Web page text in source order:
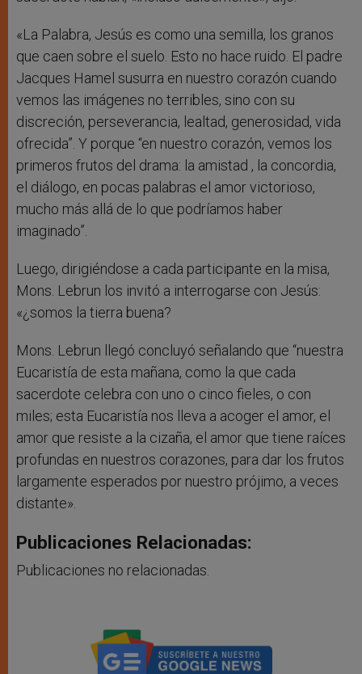
«La Palabra, Jesús es como una semilla, los granos
que caen sobre el suelo. Esto no hace ruido. El padre
Jacques Hamel susurra en nuestro corazón cuando
vemos las imágenes no terribles, sino con su
discreción, perseverancia, lealtad, generosidad, vida
ofrecida”. Y porque “en nuestro corazón, vemos los
primeros frutos del drama: la amistad , la concordia,
el diálogo, en pocas palabras el amor victorioso,
mucho más allá de lo que podríamos haber
imaginado”.
Luego, dirigiéndose a cada participante en la misa,
Mons. Lebrun los invitó a interrogarse con Jesús:
«¿somos la tierra buena?
Mons. Lebrun llegó concluyó señalando que “nuestra
Eucaristía de esta mañana, como la que cada
sacerdote celebra con uno o cinco fieles, o con
miles; esta Eucaristía nos lleva a acoger el amor, el
amor que resiste a la cizaña, el amor que tiene raíces
profundas en nuestros corazones, para dar los frutos
largamente esperados por nuestro prójimo, a veces
distante».
Publicaciones Relacionadas:
Publicaciones no relacionadas.